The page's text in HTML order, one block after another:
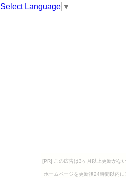
Select Language ▼
[PR] この広告は3ヶ月以上更新がな
ホームページを更新後24時間以内に